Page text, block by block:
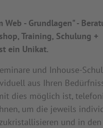
Web - Grundlagen" -
Training, Schulung +
ein Unikat.
und Inhouse-
aus Ihren
dies möglich ist,
um die jeweils
und in